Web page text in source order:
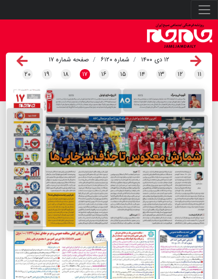
۱۲ دی ۱۴۰۰ شماره ۶۱۲۰
صفحه شماره ۱۷
۱۱ ۱۲ ۱۳ ۱۴ ۱۵ ۱۶ ۱۷ ۱۸ ۱۹ ۲۰